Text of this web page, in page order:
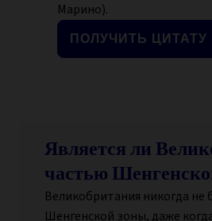
Марино).
ПОЛУЧИТЬ ЦИТАТУ
Является ли
частью
Великобритания никогда не
Шенгенской зоны, даже